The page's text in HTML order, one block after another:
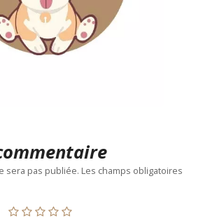
sera pas publiée. Les champs obligatoires